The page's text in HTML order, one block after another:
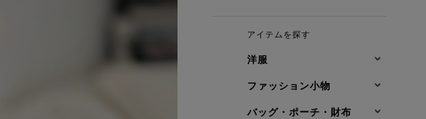
アイテムを探す
洋服
ファッション小物
バッグ・ポーチ・財布